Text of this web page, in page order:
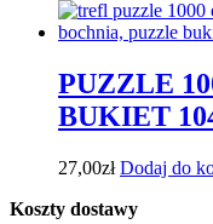
PUZZLE
BUKIET
27,00zł Dodaj do
Koszty dostawy